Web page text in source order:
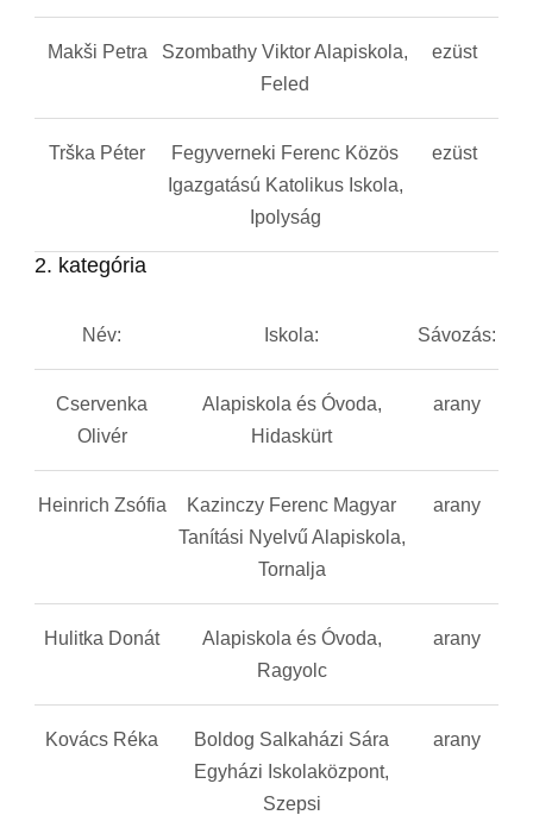
Makši Petra
Szombathy Viktor Alapiskola,
Feled
ezüst
Trška Péter
Fegyverneki Ferenc Közös
Igazgatású Katolikus Iskola,
Ipolyság
ezüst
2. kategória
Név: Iskola: Sávozás:
Cservenka
Olivér
Alapiskola és Óvoda,
Hidaskürt
arany
Heinrich Zsófia
Kazinczy Ferenc Magyar
Tanítási Nyelvű Alapiskola,
Tornalja
arany
Hulitka Donát
Alapiskola és Óvoda,
Ragyolc
arany
Kovács Réka
Boldog Salkaházi Sára
Egyházi Iskolaközpont,
Szepsi
arany